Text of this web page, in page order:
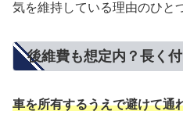
気を維持している理由のひと
後維費も想定内？長く
車を所有するうえで避けて通